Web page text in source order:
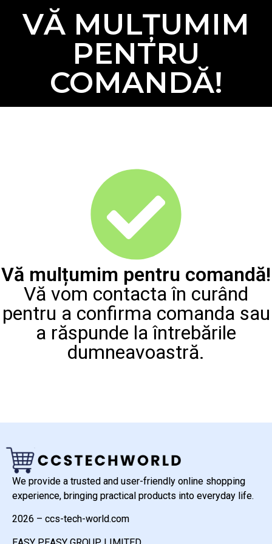
VĂ MULȚUMIM
PENTRU
COMANDĂ!
Vă mulțumim pentru comandă!
Vă vom contacta în curând
pentru a confirma comanda sau
a răspunde la întrebările
dumneavoastră.
We provide a trusted and user-friendly online shopping
experience, bringing practical products into everyday life.
2026 – ccs-tech-world.com